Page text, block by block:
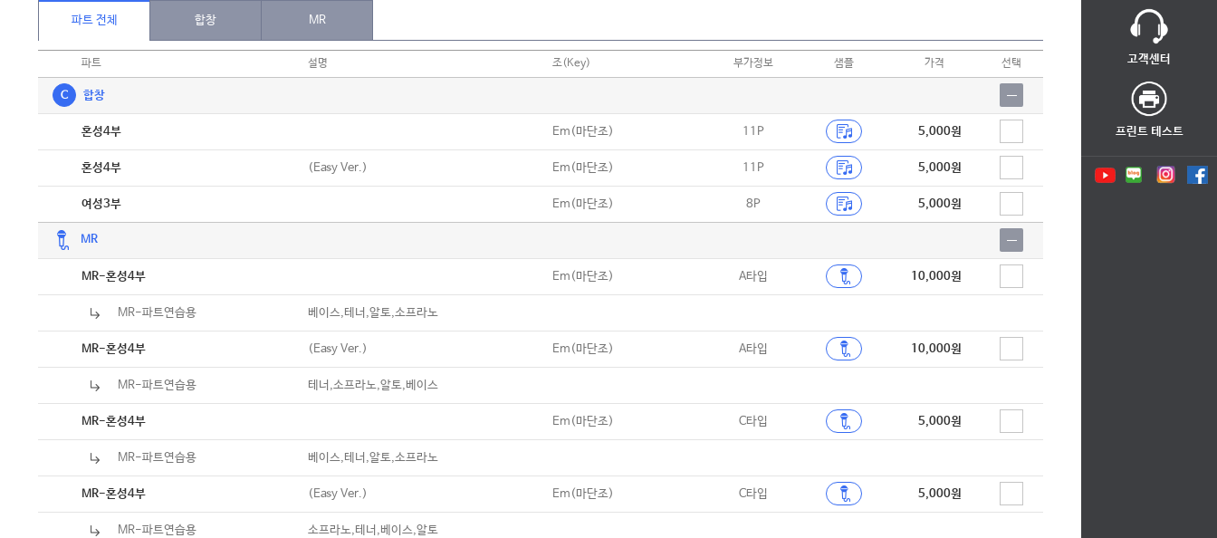
11 HERO (From the Film “소방관”) 합창
12 Happy Christmas (War Is Over) 합창
15
16
18 합창
21 My Heart Will Go On 합창
22 Never Ending Story 합창
25
파트 전체 합창 MR
파트 설명 조(Key) 부가정보 샘플 가격 선택
C 합창
혼성4부 Em(마단조) 11P 5,000원
혼성4부 (Easy Ver.) Em(마단조) 11P 5,000원
여성3부 Em(마단조) 8P 5,000원
MR
MR-혼성4부 Em(마단조) A타입 10,000원
MR-파트연습용 베이스,테너,알토,소프라노
MR-혼성4부 (Easy Ver.) Em(마단조) A타입 10,000원
MR-파트연습용 테너,소프라노,알토,베이스
MR-혼성4부 Em(마단조) C타입 5,000원
MR-파트연습용 베이스,테너,알토,소프라노
MR-혼성4부 (Easy Ver.) Em(마단조) C타입 5,000원
MR-파트연습용 소프라노,테너,베이스,알토
고객센터
프린트 테스트